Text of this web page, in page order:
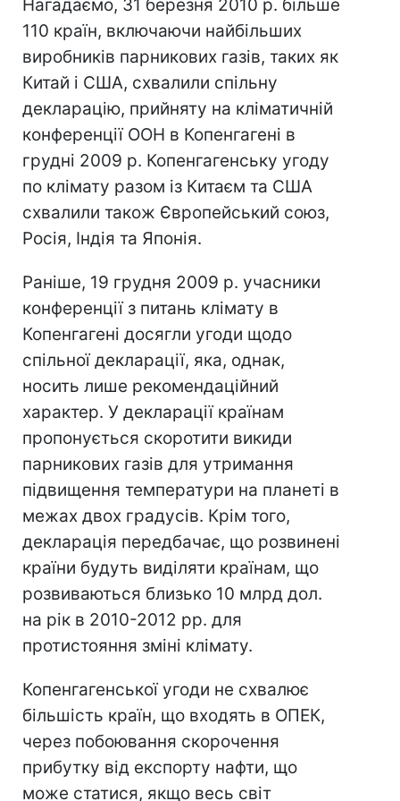
Нагадаємо, 31 березня 2010 р. більше
110 країн, включаючи найбільших
виробників парникових газів, таких як
Китай і США, схвалили спільну
декларацію, прийняту на кліматичній
конференції ООН в Копенгагені в
грудні 2009 р. Копенгагенську угоду
по клімату разом із Китаєм та США
схвалили також Європейський союз,
Росія, Індія та Японія.
Раніше, 19 грудня 2009 р. учасники
конференції з питань клімату в
Копенгагені досягли угоди щодо
спільної декларації, яка, однак,
носить лише рекомендаційний
характер. У декларації країнам
пропонується скоротити викиди
парникових газів для утримання
підвищення температури на планеті в
межах двох градусів. Крім того,
декларація передбачає, що розвинені
країни будуть виділяти країнам, що
розвиваються близько 10 млрд дол.
на рік в 2010-2012 рр. для
протистояння зміні клімату.
Копенгагенської угоди не схвалює
більшість країн, що входять в ОПЕК,
через побоювання скорочення
прибутку від експорту нафти, що
може статися, якщо весь світ